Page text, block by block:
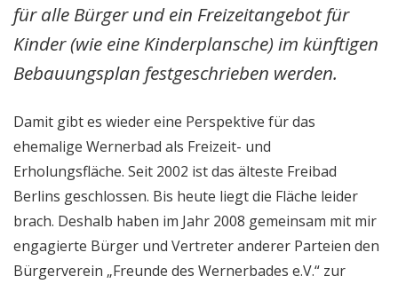
für alle Bürger und ein Freizeitangebot für
Kinder (wie eine Kinderplansche) im künftigen
Bebauungsplan festgeschrieben werden.
Damit gibt es wieder eine Perspektive für das
ehemalige Wernerbad als Freizeit- und
Erholungsfläche. Seit 2002 ist das älteste Freibad
Berlins geschlossen. Bis heute liegt die Fläche leider
brach. Deshalb haben im Jahr 2008 gemeinsam mit mir
engagierte Bürger und Vertreter anderer Parteien den
Bürgerverein „Freunde des Wernerbades e.V.“ zur